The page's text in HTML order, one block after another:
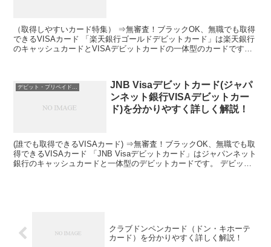
（取得しやすいカード特集） ⇒無審査！ブラックOK、無職でも取得
できるVISAカード 「楽天銀行ゴールドデビットカード」は楽天銀行
のキャッシュカードとVISAデビットカードの一体型のカードです。
JNB Visaデビットカード(ジャパ
ンネット銀行VISAデビットカー
ド)を分かりやすく詳しく解説！
(誰でも取得できるVISAカード) ⇒無審査！ブラックOK、無職でも取
得できるVISAカード 「JNB Visaデビットカード」はジャパンネット
銀行のキャッシュカードと一体型のデビットカードです。 デビット
クラブドンペンカード（ドン・キホーテ
カード）を分かりやすく詳しく解説！